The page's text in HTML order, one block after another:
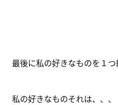
最後に私の好きなものを１つ
私の好きなものそれは、、、